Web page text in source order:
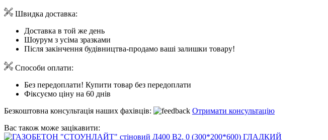
Швидка доставка:
Доставка в той же день
Шоурум з усіма зразками
Після закінчення будівництва-продамо ваші залишки товару!
Способи оплати:
Без передоплати! Купити товар без передоплати
Фіксуємо ціну на 60 днів
Безкоштовна консультація наших фахівців:
Отримати консультацію
Вас також може зацікавити: